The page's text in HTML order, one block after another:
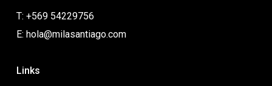
T: +569 54229756
E: hola@milasantiago.com
Links